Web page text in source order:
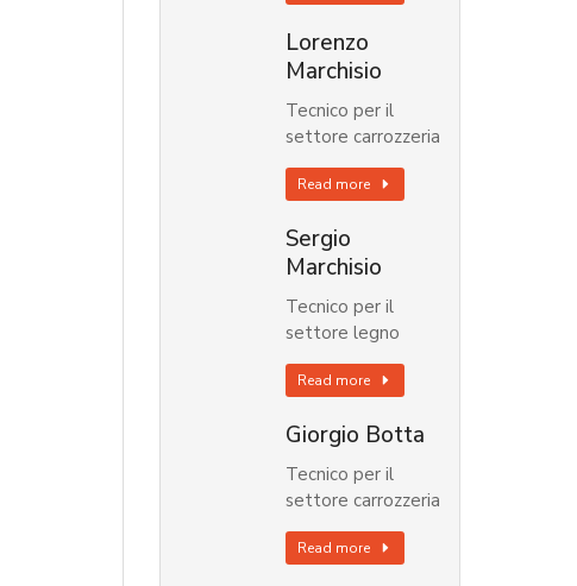
Lorenzo
Marchisio
Tecnico per il
settore carrozzeria
Read more
Sergio
Marchisio
Tecnico per il
settore legno
Read more
Giorgio Botta
Tecnico per il
settore carrozzeria
Read more